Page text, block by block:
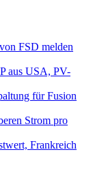
FSD melden
aus USA, PV-
für Fusion
Strom pro
Frankreich